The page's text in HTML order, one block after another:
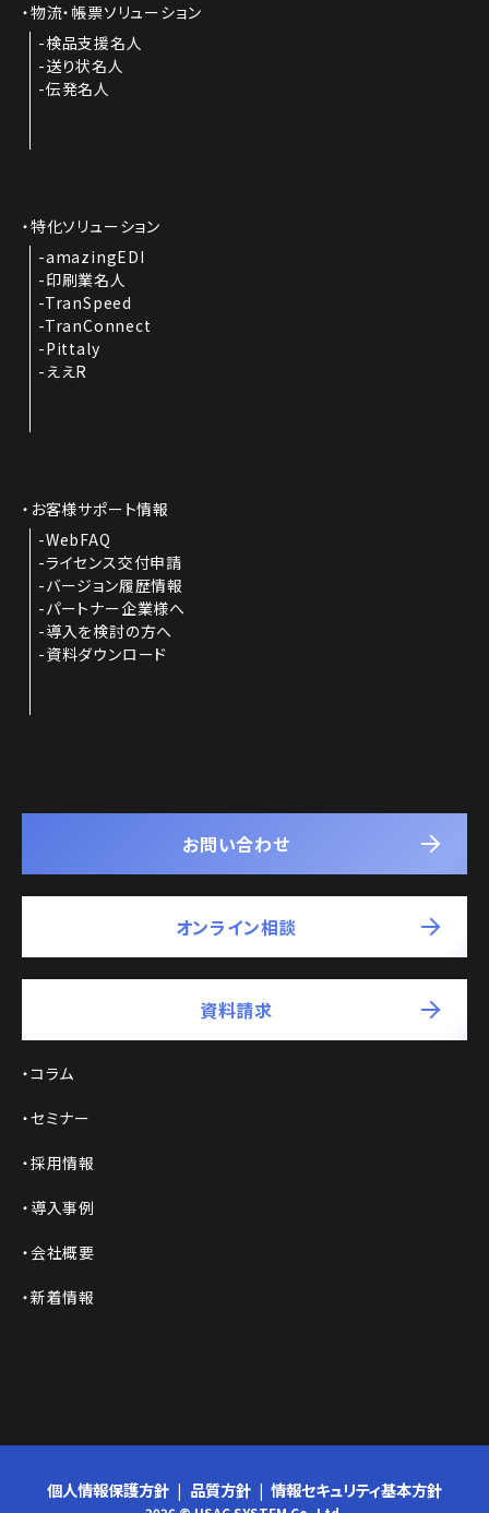
物流・帳票ソリューション
検品支援名人
送り状名人
伝発名人
特化ソリューション
amazingEDI
印刷業名人
TranSpeed
TranConnect
Pittaly
ええR
お客様サポート情報
WebFAQ
ライセンス交付申請
バージョン履歴情報
パートナー企業様へ
導入を検討の方へ
資料ダウンロード
お問い合わせ
オンライン相談
資料請求
コラム
セミナー
採用情報
導入事例
会社概要
新着情報
個人情報保護方針 品質方針 情報セキュリティ基本方針